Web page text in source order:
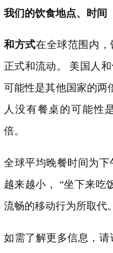
我们的饮食地点、时间
和方式在全球范围内
正式和流动。
美国人
可能性是其他国家的两
人没有餐桌的可能性
倍。
全球平均晚餐时间为下
越来越小， “坐下来吃
流畅的移动行为所取代。
如需了解更多信息，请